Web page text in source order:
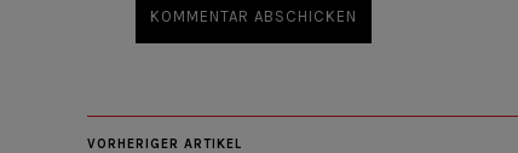
VORHERIGER ARTIKEL